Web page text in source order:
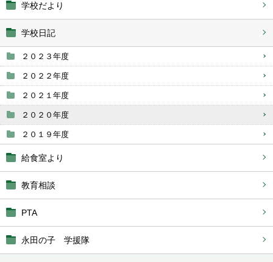
学校だより
学校日記
２０２３年度
２０２２年度
２０２１年度
２０２０年度
２０１９年度
給食室より
教育相談
PTA
永田の子 学援隊